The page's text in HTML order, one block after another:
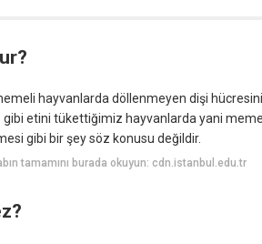
hayvanlarda döllenmeyen dişi
gibi etini tükettiğimiz hayvanlarda yani
gibi bir şey söz konusu değildir.
tamamını burada okuyun: cdn.istanbul.edu.tr